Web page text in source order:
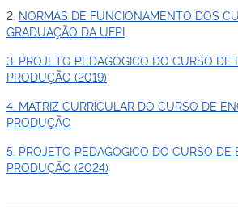
2. NORMAS DE FUNCIONAMENTO DOS
GRADUAÇÃO DA UFPI
3. PROJETO PEDAGÓGICO DO CURSO DE
PRODUÇÃO (2019)
4. MATRIZ CURRICULAR DO CURSO DE
PRODUÇÃO
5. PROJETO PEDAGÓGICO DO CURSO DE
PRODUÇÃO (2024)